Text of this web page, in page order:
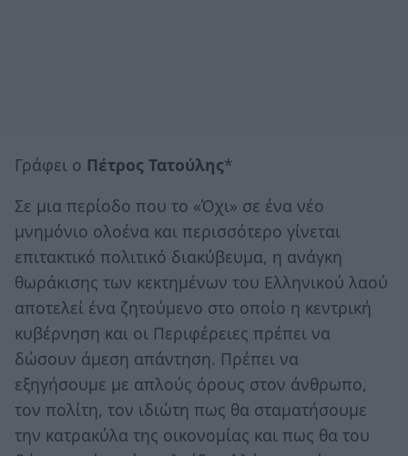
Γράφει ο Πέτρος Τατούλης*
Σε μια περίοδο που το «­­­­­Όχι» σε ένα νέο
μνημόνιο ολοένα και περισσότερο γίνεται
επιτακτικό πολιτικό διακύβευμα, η ανάγκη
θωράκισης των κεκτημένων του Ελληνικού λαού
αποτελεί ένα ζητούμενο στο οποίο η κεντρική
κυβέρνηση και οι Περιφέρειες πρέπει να
δώσουν άμεση απάντηση. Πρέπει να
εξηγήσουμε με απλούς όρους στον άνθρωπο,
τον πολίτη, τον ιδιώτη πως θα σταματήσουμε
την κατρακύλα της οικονομίας και πως θα του